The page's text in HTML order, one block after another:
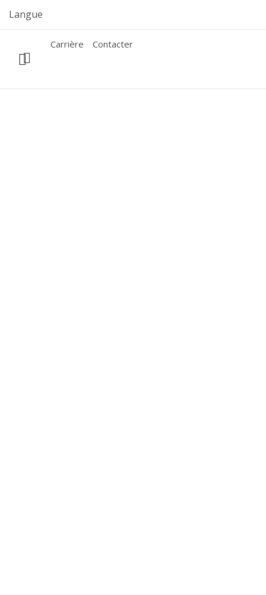
Langue
Carrière Contacter